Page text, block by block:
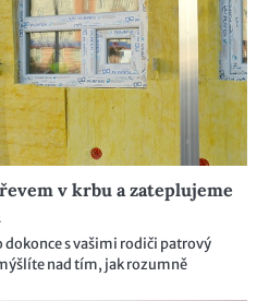
v krbu a zateplujeme
s vašimi rodiči patrový
nad tím, jak rozumně